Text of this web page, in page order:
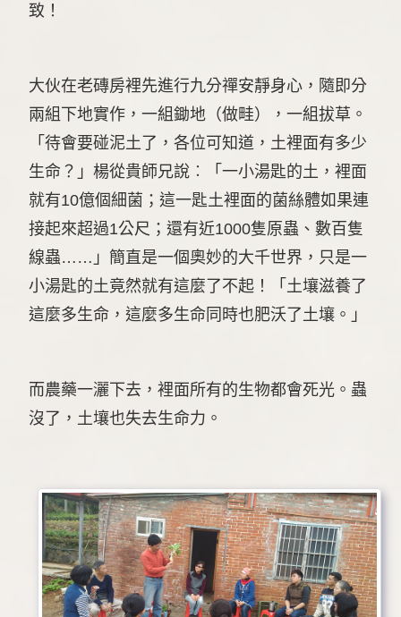
致！
大伙在老磚房裡先進行九分禪安靜身心，隨即分
兩組下地實作，一組鋤地（做畦），一組拔草。
「待會要碰泥土了，各位可知道，土裡面有多少
生命？」楊從貴師兄說︰「一小湯匙的土，裡面
就有10億個細菌；這一匙土裡面的菌絲體如果連
接起來超過1公尺；還有近1000隻原蟲、數百隻
線蟲……」簡直是一個奧妙的大千世界，只是一
小湯匙的土竟然就有這麼了不起！「土壤滋養了
這麼多生命，這麼多生命同時也肥沃了土壤。」
而農藥一灑下去，裡面所有的生物都會死光。蟲
沒了，土壤也失去生命力。